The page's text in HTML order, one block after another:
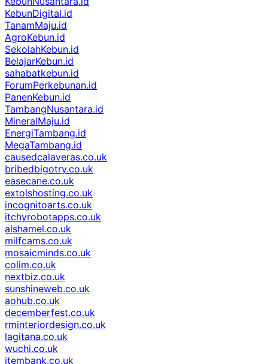
KebunDigital.id
TanamMaju.id
AgroKebun.id
SekolahKebun.id
BelajarKebun.id
sahabatkebun.id
ForumPerkebunan.id
PanenKebun.id
TambangNusantara.id
MineralMaju.id
EnergiTambang.id
MegaTambang.id
causedcalaveras.co.uk
bribedbigotry.co.uk
easecane.co.uk
extolshosting.co.uk
incognitoarts.co.uk
itchyrobotapps.co.uk
alshamel.co.uk
milfcams.co.uk
mosaicminds.co.uk
colim.co.uk
nextbiz.co.uk
sunshineweb.co.uk
aohub.co.uk
decemberfest.co.uk
rminteriordesign.co.uk
lagitana.co.uk
wuchi.co.uk
itembank.co.uk